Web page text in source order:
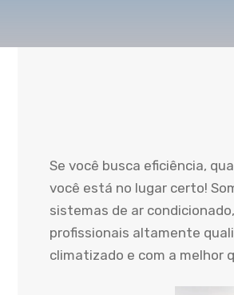
Se você busca eficiência,
você está no lugar certo!
sistemas de ar
profissionais altamente
climatizado e com a melhor